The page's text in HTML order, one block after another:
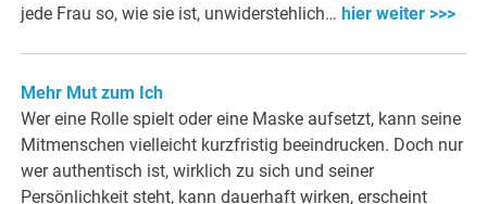
jede Frau so, wie sie ist, unwiderstehlich… hier weiter >>>
Mehr Mut zum Ich
Wer eine Rolle spielt oder eine Maske aufsetzt, kann seine
Mitmenschen vielleicht kurzfristig beeindrucken. Doch nur
wer authentisch ist, wirklich zu sich und seiner
Persönlichkeit steht, kann dauerhaft wirken, erscheint